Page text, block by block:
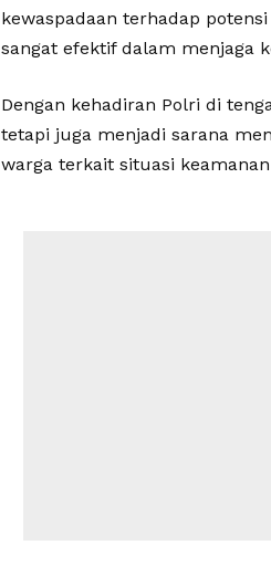
kewaspadaan terhadap
sangat efektif dalam menjaga
Dengan kehadiran Polri di
tetapi juga menjadi sarana
warga terkait situasi